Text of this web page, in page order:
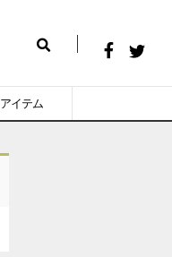
アイテム
索
Facebook